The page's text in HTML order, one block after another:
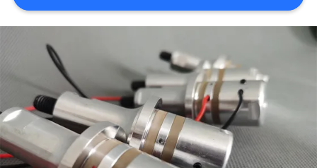
মামলা
উদ্ধৃতি
অনুরোধ
করুন